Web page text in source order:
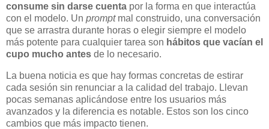
consume sin darse cuenta por la forma en que interactúa
con el modelo. Un promptmal construido, una conversación
que se arrastra durante horas o elegir siempre el modelo
más potente para cualquier tarea son hábitos que vacían el
cupo mucho antes de lo necesario.
La buena noticia es que hay formas concretas de estirar
cada sesión sin renunciar a la calidad del trabajo. Llevan
pocas semanas aplicándose entre los usuarios más
avanzados y la diferencia es notable. Estos son los cinco
cambios que más impacto tienen.